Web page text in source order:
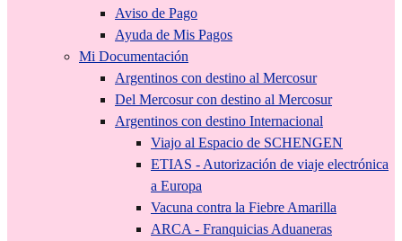
Aviso de Pago
Ayuda de Mis Pagos
Mi Documentación
Argentinos con destino al Mercosur
Del Mercosur con destino al Mercosur
Argentinos con destino Internacional
Viajo al Espacio de SCHENGEN
ETIAS - Autorización de viaje electrónica
a Europa
Vacuna contra la Fiebre Amarilla
ARCA - Franquicias Aduaneras